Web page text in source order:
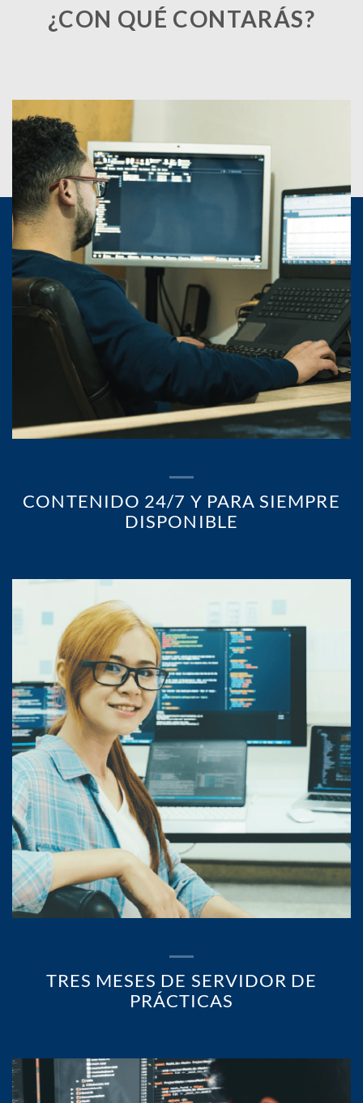
¿CON QUÉ CONTARÁS?
CONTENIDO 24/7 Y PARA SIEMPRE
DISPONIBLE
TRES MESES DE SERVIDOR DE
PRÁCTICAS